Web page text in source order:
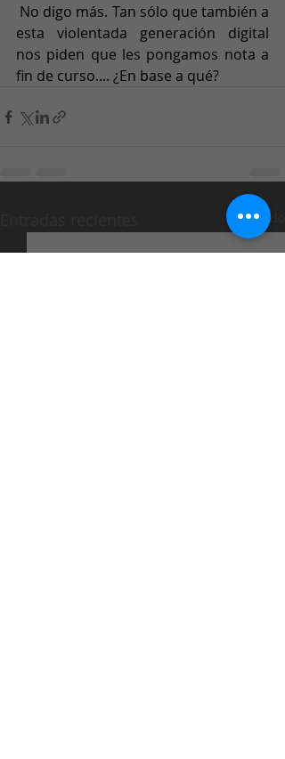
esta violentada generación digital
nos piden que les pongamos nota a
fin de curso.... ¿En base a qué?
Ver todo